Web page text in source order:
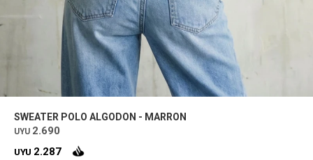
SWEATER POLO ALGODON - MARRON
UYU 2.690
UYU 2.287